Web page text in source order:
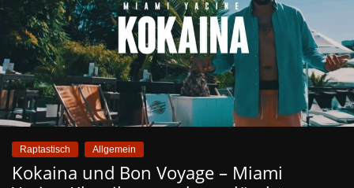
Raptastisch Allgemein
Kokaina und Bon Voyage – Miami